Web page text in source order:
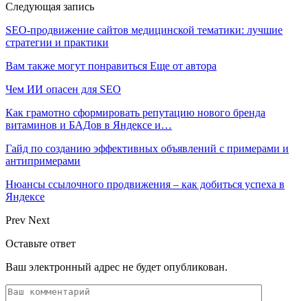
Следующая запись
SEO-продвижение сайтов медицинской тематики: лучшие
стратегии и практики
Вам также могут понравиться Еще от автора
Чем ИИ опасен для SEO
Как грамотно сформировать репутацию нового бренда
витаминов и БАДов в Яндексе и…
Гайд по созданию эффективных объявлений с примерами и
антипримерами
Нюансы ссылочного продвижения – как добиться успеха в
Яндексе
Prev Next
Оставьте ответ
Ваш электронный адрес не будет опубликован.